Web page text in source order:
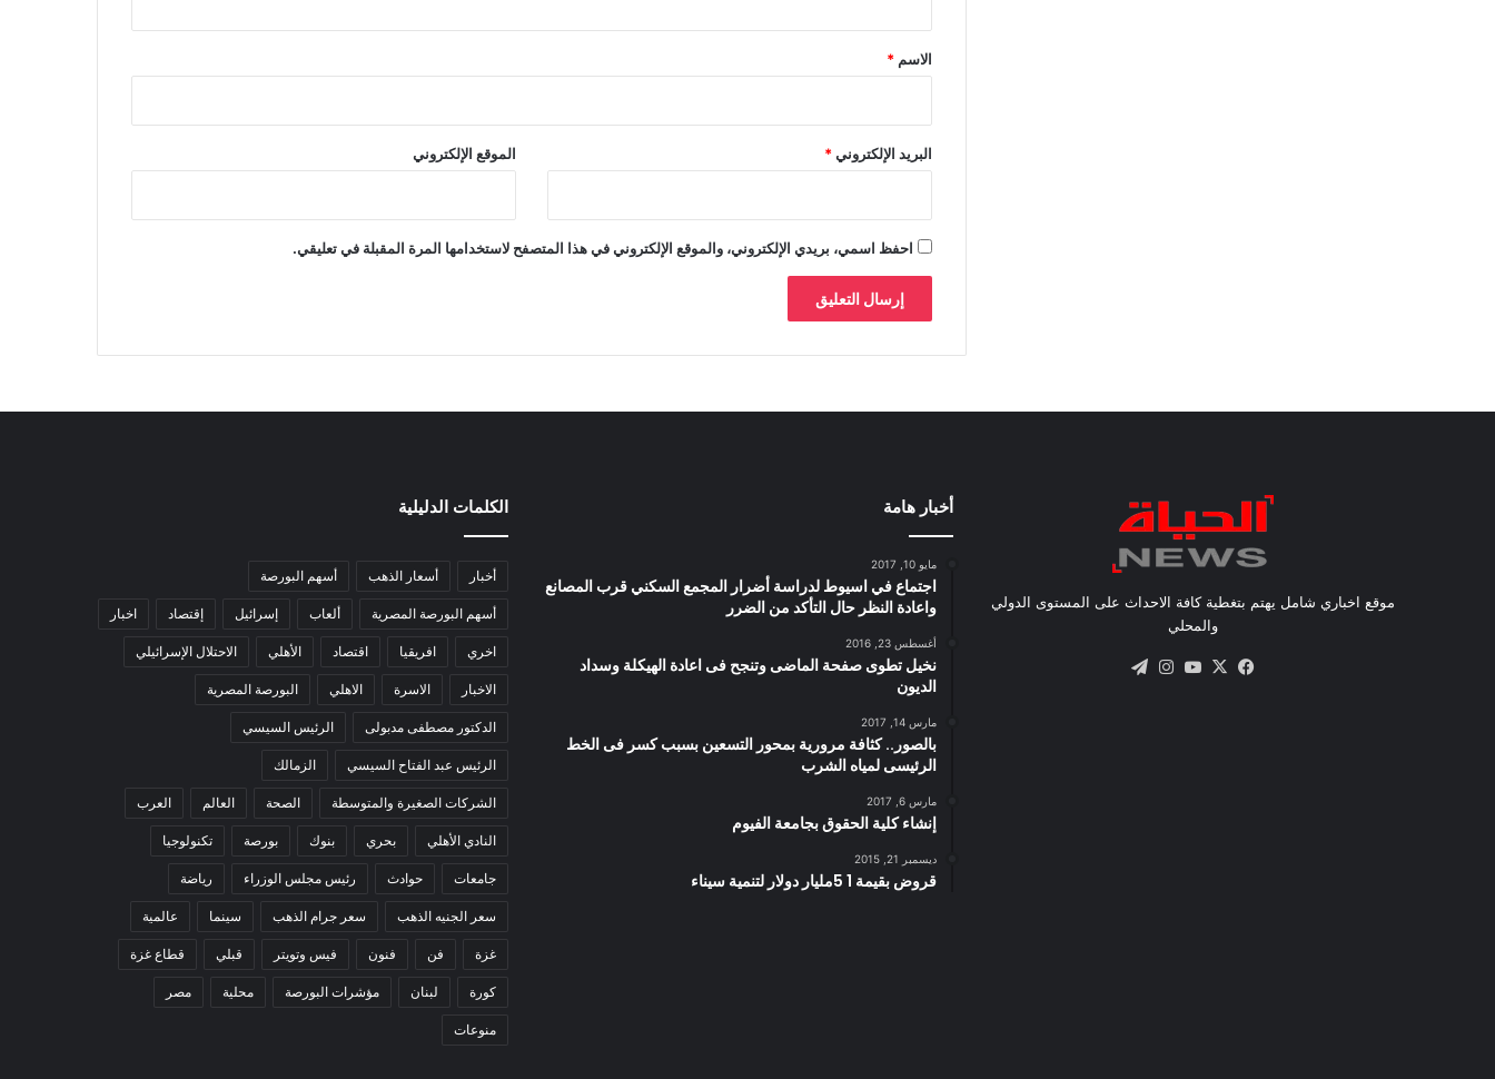
*
الاسم *
البريد الإلكتروني* الموقع الإلكتروني
احفظ اسمي، بريدي الإلكتروني، والموقع الإلكتروني في هذا المتصفح لاستخدامها المرة المقبلة في تعليقي.
موقع اخباري شامل يهتم بتغطية كافة الاحداث على المستوى الدولي
والمحلي
فيسبوك
X يوتيوبانستقرام
أخبار هامة
مايو 10, 2017
اجتماع في اسيوط لدراسة أضرار المجمع السكني قرب المصانع
واعادة النظر حال التأكد من الضرر
أغسطس 23, 2016
نخيل تطوى صفحة الماضى وتنجح فى اعادة الهيكلة وسداد
الديون
مارس 14, 2017
بالصور.. كثافة مرورية بمحور التسعين بسبب كسر فى الخط
الرئيسى لمياه الشرب
مارس 6, 2017
إنشاء كلية الحقوق بجامعة الفيوم
ديسمبر 21, 2015
قروض بقيمة 1 5مليار دولار لتنمية سيناء
الكلمات الدليلية
أخبار أسعار الذهب أسهم البورصة
أسهم البورصة المصرية ألعاب إسرائيل إقتصاد اخبار
اخري افريقيا اقتصاد الأهلي الاحتلال الإسرائيلي
الاخبار الاسرة الاهلي البورصة المصرية
الدكتور مصطفى مدبولى الرئيس السيسي
الرئيس عبد الفتاح السيسي الزمالك
الشركات الصغيرة والمتوسطة الصحة العالم العرب
النادي الأهلي بحري بنوك بورصة تكنولوجيا
جامعات حوادث رئيس مجلس الوزراء رياضة
سعر الجنيه الذهب سعر جرام الذهب سينما عالمية
غزة فن فنون فيس وتويتر قبلي قطاع غزة
كورة لبنان مؤشرات البورصة محلية مصر
منوعات